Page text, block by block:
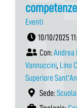
Eventi
10/10/2025
Con: Andrea
Vannuccini, Lino
Superiore
Sede: